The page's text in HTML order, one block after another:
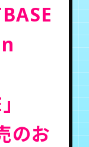
ン
ービー
MOVIE
のお